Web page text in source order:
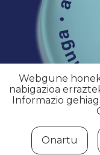
Webgune
nabigazioa
Informazio
Onartu